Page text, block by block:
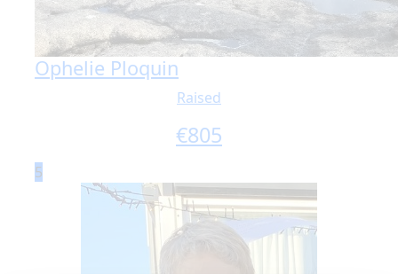
Ophelie Ploquin
Raised
€805
5